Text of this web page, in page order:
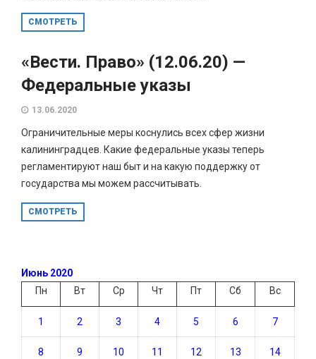
СМОТРЕТЬ
«Вести. Право» (12.06.20) —
Федеральные указы
13.06.2020
Ограничительные меры коснулись всех сфер жизни
калининградцев. Какие федеральные указы теперь
регламентируют наш быт и на какую поддержку от
государства мы можем рассчитывать.
СМОТРЕТЬ
Июнь 2020
Пн
Вт Ср Чт Пт Сб Вс
1 2 3 4 5 6 7
8 9 10 11 12 13 14